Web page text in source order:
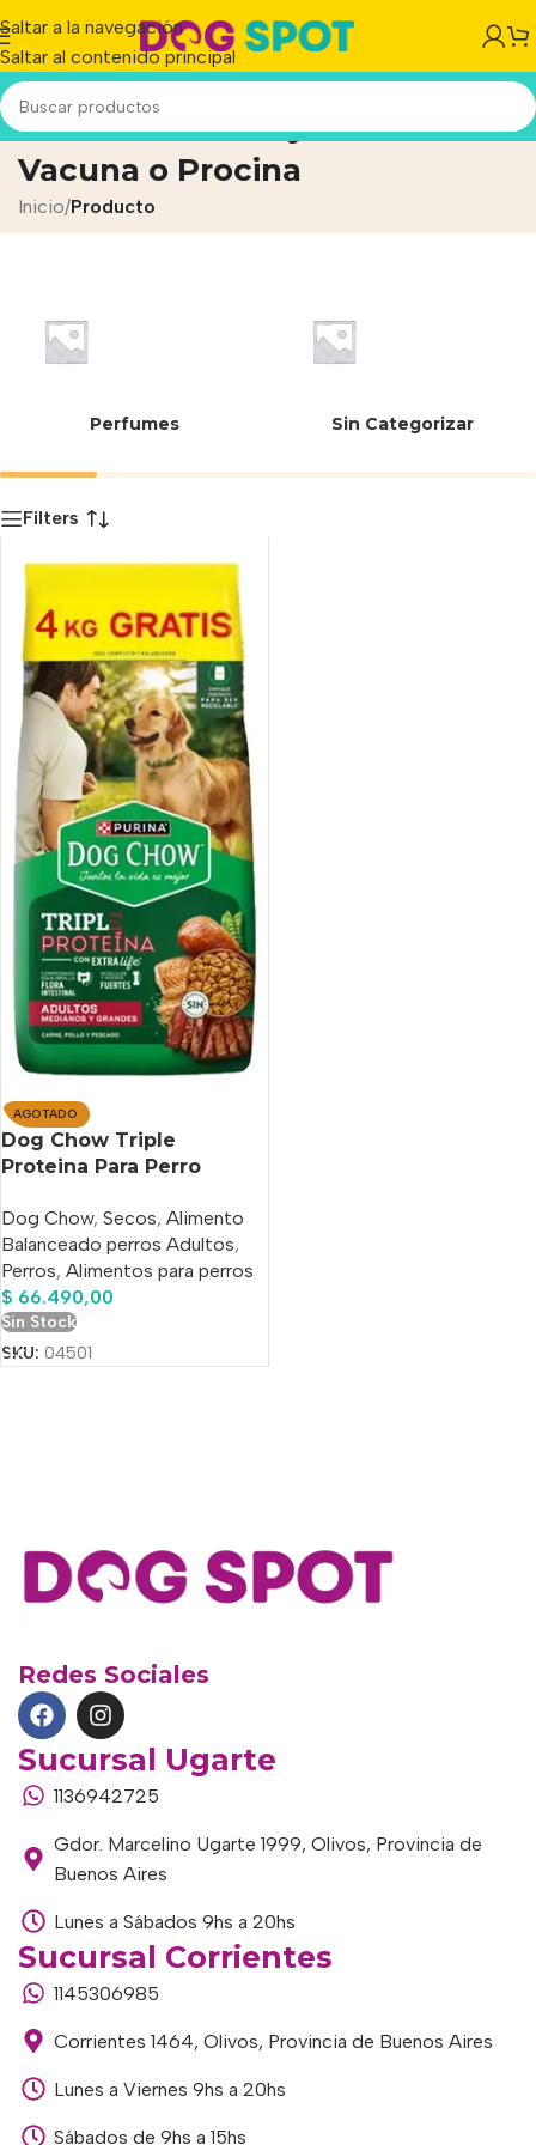
Saltar a la navegación
Saltar al contenido principal
Harina de Carne y Hueso
Vacuna o Procina
Inicio/Producto
Perfumes Sin Categorizar
Filters
AGOTADO
Dog Chow Triple
Proteina Para Perro
Y Grande x 20 Kg+4 Kg.
Dog Chow, Secos, Alimento
Balanceado perros Adultos,
Perros, Alimentos para perros
$ 66.490,00
Sin Stock
SKU: 04501
Redes Sociales
Sucursal Ugarte
1136942725
Gdor. Marcelino Ugarte 1999, Olivos, Provincia de
Buenos Aires
Lunes a Sábados 9hs a 20hs
Sucursal Corrientes
1145306985
Corrientes 1464, Olivos, Provincia de Buenos Aires
Lunes a Viernes 9hs a 20hs
Sábados de 9hs a 15hs